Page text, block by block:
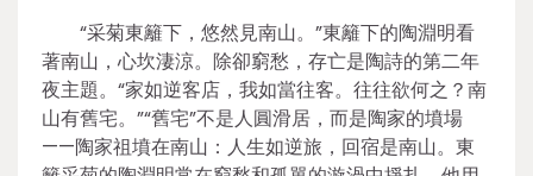
“采菊東籬下，悠然見南山。”東籬下的陶淵明看
著南山，心坎淒涼。除卻窮愁，存亡是陶詩的第二年
夜主題。“家如逆客店，我如當往客。往往欲何之？南
山有舊宅。”“舊宅”不是人圓滑居，而是陶家的墳場
——陶家祖墳在南山：人生如逆旅，回宿是南山。東